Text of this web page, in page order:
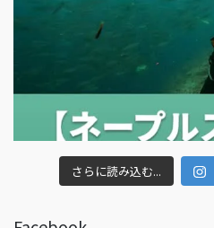
さらに読み込む...